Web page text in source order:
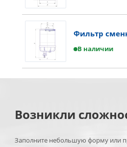
Фильтр
В наличии
Возникли
Заполните небольшую форму или